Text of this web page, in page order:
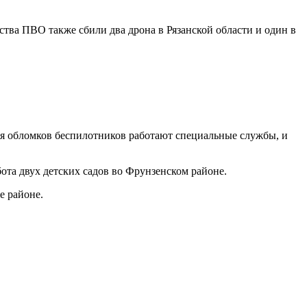
ПВО также сбили два дрона в Рязанской области и один в
обломков беспилотников работают специальные службы, и
двух детских садов во Фрунзенском районе.
районе.